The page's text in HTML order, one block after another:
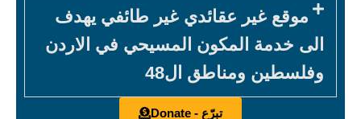
موقع غير عقائدي غير طائفي يهدف
الى خدمة المكون المسيحي في الاردن
وفلسطين ومناطق ال48
تبرّع - Donate